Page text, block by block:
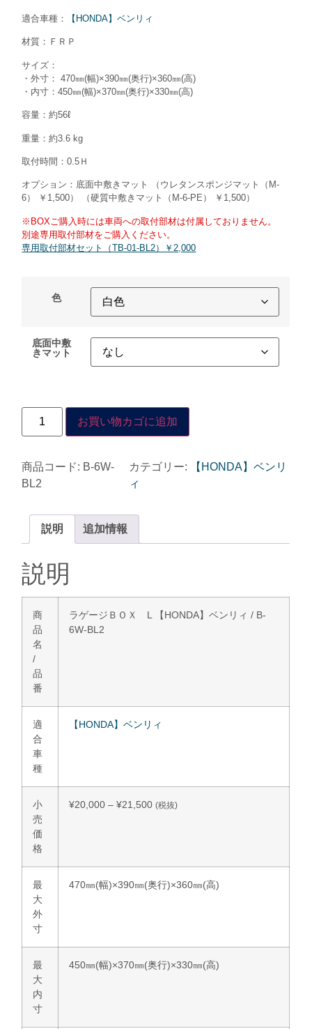
適合車種： 【HONDA】ベンリィ
材質：ＦＲＰ
サイズ：
・外寸： 470㎜(幅)×390㎜(奥行)×360㎜(高)
・内寸：450㎜(幅)×370㎜(奥行)×330㎜(高)
容量：約56ℓ
重量：約3.6 kg
取付時間：0.5Ｈ
オプション：底面中敷きマット （ウレタンスポンジマット（M-
6） ￥1,500） （硬質中敷きマット（M-6-PE） ￥1,500）
※BOXご購入時には車両への取付部材は付属しておりません。
別途専用取付部材をご購入ください。
専用取付部材セット（TB-01-BL2）￥2,000
色
底面中敷
きマット
お買い物カゴに追加
商品コード: B-6W-
BL2
カテゴリー:
【HONDA】ベンリ
ィ
説明 追加情報
説明
商
品
名
/
品
番
ラゲージＢＯＸ L 【HONDA】ベンリィ / B-
6W-BL2
適
合
車
種
【HONDA】ベンリィ
小
売
価
格
¥20,000 –¥21,500 (税抜)
最
大
外
寸
470㎜(幅)×390㎜(奥行)×360㎜(高)
最
大
内
寸
450㎜(幅)×370㎜(奥行)×330㎜(高)